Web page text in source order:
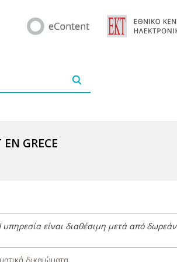
GRECE
υπηρεσία είναι διαθέσιμη μετά από δωρεάν